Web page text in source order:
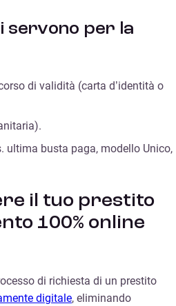
servono per la
di validità (carta d’identità o
ultima busta paga, modello Unico,
il tuo prestito
100% online
di richiesta di un prestito
digitale, eliminando